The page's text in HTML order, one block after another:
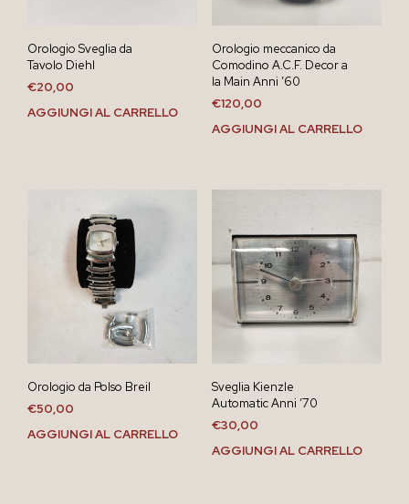
Orologio Sveglia da
Tavolo Diehl
€20,00
AGGIUNGI AL CARRELLO
Orologio meccanico da
Comodino A.C.F. Decor a
la Main Anni ’60
€120,00
AGGIUNGI AL CARRELLO
Orologio da Polso Breil
€50,00
AGGIUNGI AL CARRELLO
Sveglia Kienzle
Automatic Anni ’70
€30,00
AGGIUNGI AL CARRELLO